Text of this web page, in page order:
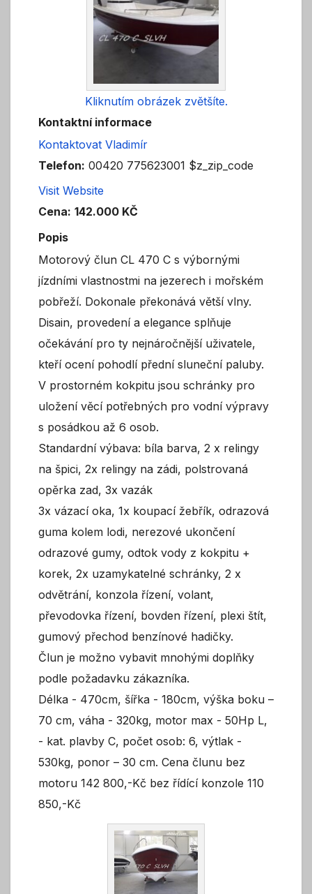
Kliknutím obrázek zvětšíte.
Kontaktní informace
Kontaktovat Vladimír
Telefon: 00420 775623001 $z_zip_code
Visit Website
Cena: 142.000 KČ
Popis
Motorový člun CL 470 C s výbornými
jízdními vlastnostmi na jezerech i mořském
pobřeží. Dokonale překonává větší vlny.
Disain, provedení a elegance splňuje
očekávání pro ty nejnáročnější uživatele,
kteří ocení pohodlí přední sluneční paluby.
V prostorném kokpitu jsou schránky pro
uložení věcí potřebných pro vodní výpravy
s posádkou až 6 osob.
Standardní výbava: bíla barva, 2 x relingy
na špici, 2x relingy na zádi, polstrovaná
opěrka zad, 3x vazák
3x vázací oka, 1x koupací žebřík, odrazová
guma kolem lodi, nerezové ukončení
odrazové gumy, odtok vody z kokpitu +
korek, 2x uzamykatelné schránky, 2 x
odvětrání, konzola řízení, volant,
převodovka řízení, bovden řízení, plexi štít,
gumový přechod benzínové hadičky.
Člun je možno vybavit mnohými doplňky
podle požadavku zákazníka.
Délka - 470cm, šířka - 180cm, výška boku –
70 cm, váha - 320kg, motor max - 50Hp L,
- kat. plavby C, počet osob: 6, výtlak -
530kg, ponor – 30 cm. Cena člunu bez
motoru 142 800,-Kč bez řídící konzole 110
850,-Kč